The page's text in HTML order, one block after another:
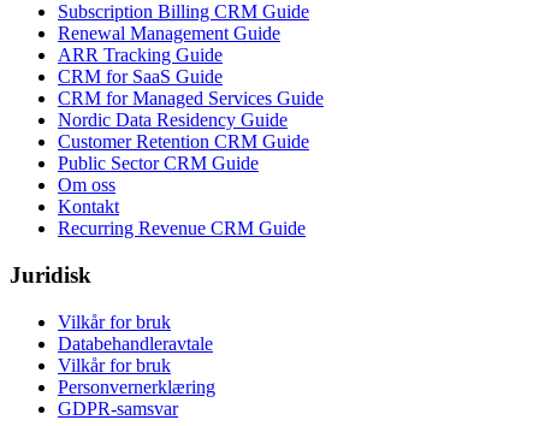
Subscription Billing CRM Guide
Renewal Management Guide
ARR Tracking Guide
CRM for SaaS Guide
CRM for Managed Services Guide
Nordic Data Residency Guide
Customer Retention CRM Guide
Public Sector CRM Guide
Om oss
Kontakt
Recurring Revenue CRM Guide
Juridisk
Vilkår for bruk
Databehandleravtale
Vilkår for bruk
Personvernerklæring
GDPR-samsvar